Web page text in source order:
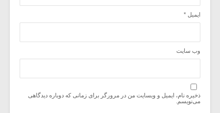
ایمیل *
وب‌ سایت
ذخیره نام، ایمیل و وبسایت من در مرورگر برای زمانی که دوباره دیدگاهی
می‌نویسم.